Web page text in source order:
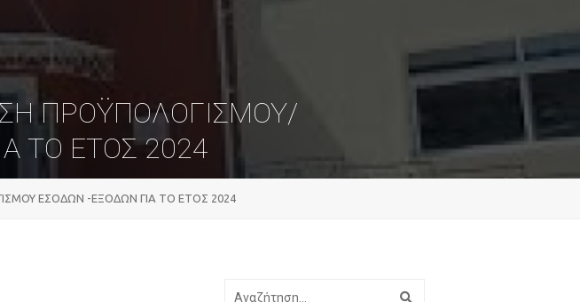
ΠΡΟΫΠΟΛΟΓΙΣΜΟΥ/
ΤΟ ΕΤΟΣ 2024
ΕΣΟΔΩΝ -ΕΞΟΔΩΝ ΓΙΑ ΤΟ ΕΤΟΣ 2024